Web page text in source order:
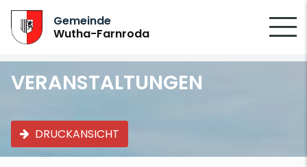
Gemeinde
Wutha-Farnroda
VERANSTALTUNGEN
DRUCKANSICHT